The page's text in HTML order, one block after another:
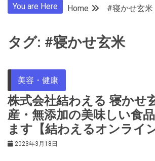
You are Here Home #寝かせ玄米
タグ: #寝かせ玄米
美容・健康
株式会社結わえる 寝かせ
産・無添加の美味しい食
ます【結わえるオンライ
2023年3月18日